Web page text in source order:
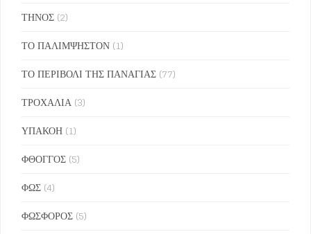
ΤΗΝΟΣ (2)
ΤΟ ΠΑΛΙΜΨΗΣΤΟΝ (1)
ΤΟ ΠΕΡΙΒΟΛΙ ΤΗΣ ΠΑΝΑΓΙΑΣ (77)
ΤΡΟΧΑΛΙΑ (3)
ΥΠΑΚΟΗ (1)
ΦΘΟΓΓΟΣ (5)
ΦΩΣ (4)
ΦΩΣΦΟΡΟΣ (5)